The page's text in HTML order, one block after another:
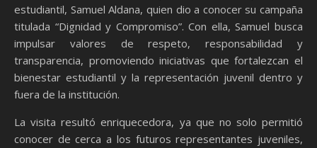
estudiantil, Samuel Aldana, quien dio a conocer su campaña
titulada “Dignidad y Compromiso”. Con ella, Samuel busca
impulsar valores de respeto, responsabilidad y
transparencia, promoviendo iniciativas que fortalezcan el
bienestar estudiantil y la representación juvenil dentro y
fuera de la institución.
La visita resultó enriquecedora, ya que no solo permitió
conocer de cerca a los futuros representantes juveniles,